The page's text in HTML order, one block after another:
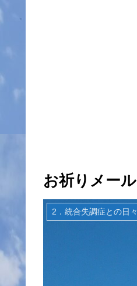
お祈りメール
2．統合失調症との日々